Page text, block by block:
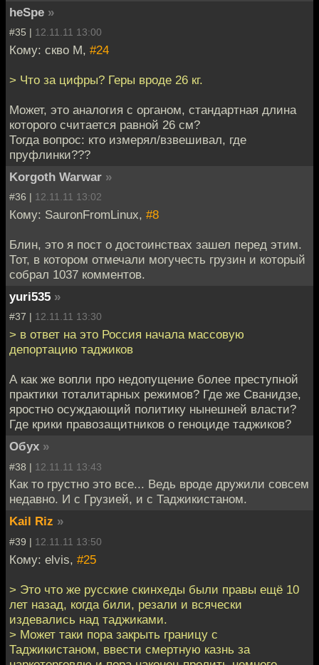
heSpe »
#35 | 12.11.11 13:00
Кому: скво М, #24
> Что за цифры? Геры вроде 26 кг.
Может, это аналогия с органом, стандартная длина
которого считается равной 26 см?
Тогда вопрос: кто измерял/взвешивал, где
пруфлинки???
Korgoth Warwar »
#36 | 12.11.11 13:02
Кому: SauronFromLinux, #8
Блин, это я пост о достоинствах зашел перед этим.
Тот, в котором отмечали могучесть грузин и который
собрал 1037 комментов.
yuri535 »
#37 | 12.11.11 13:30
> в ответ на это Россия начала массовую
депортацию таджиков
А как же вопли про недопущение более преступной
практики тоталитарных режимов? Где же Сванидзе,
яростно осуждающий политику нынешней власти?
Где крики правозащитников о геноциде таджиков?
Обух »
#38 | 12.11.11 13:43
Как то грустно это все... Ведь вроде дружили совсем
недавно. И с Грузией, и с Таджикистаном.
Kail Riz »
#39 | 12.11.11 13:50
Кому: elvis, #25
> Это что же русские скинхеды были правы ещё 10
лет назад, когда били, резали и всячески
издевались над таджиками.
> Может таки пора закрыть границу с
Таджикистаном, ввести смертную казнь за